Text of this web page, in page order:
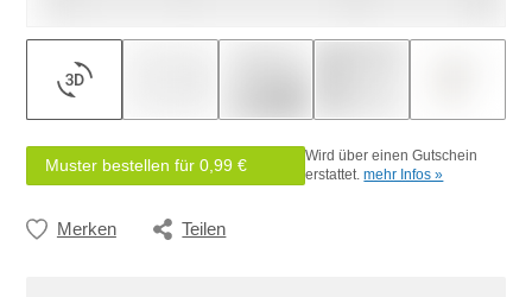
Muster bestellen für 0,99 €
Wird über einen Gutschein
erstattet.mehr Infos »
Merken Teilen